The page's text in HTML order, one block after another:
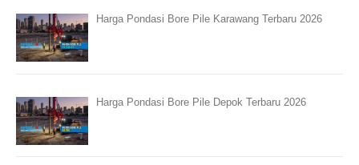
Harga Pondasi Bore Pile Karawang Terbaru 2026
Harga Pondasi Bore Pile Depok Terbaru 2026